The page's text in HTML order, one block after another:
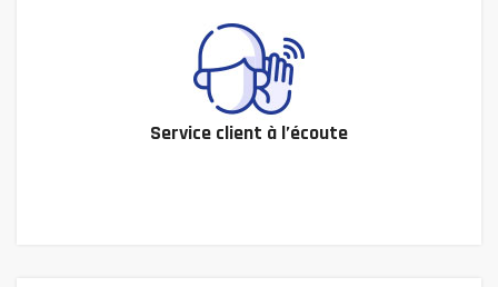
Service client à l’écoute